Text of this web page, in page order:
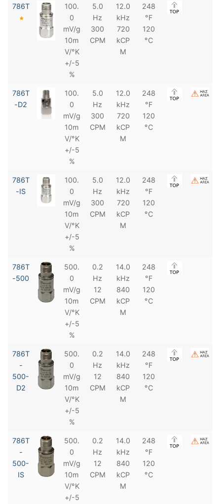
786T
100.
0
mV/g
10m
V/°K
+/-5
%
5.0
Hz
300
CPM
12.0
kHz
720
kCP
M
248
°F
120
°C
786T
-D2
100.
0
mV/g
10m
V/°K
+/-5
%
5.0
Hz
300
CPM
12.0
kHz
720
kCP
M
248
°F
120
°C
786T
-IS
100.
0
mV/g
10m
V/°K
+/-5
%
5.0
Hz
300
CPM
12.0
kHz
720
kCP
M
248
°F
120
°C
786T
-500
500.
0
mV/g
10m
V/°K
+/-5
%
0.2
Hz
12
CPM
14.0
kHz
840
kCP
M
248
°F
120
°C
786T
-
500-
D2
500.
0
mV/g
10m
V/°K
+/-5
%
0.2
Hz
12
CPM
14.0
kHz
840
kCP
M
248
°F
120
°C
786T
-
500-
IS
500.
0
mV/g
10m
V/°K
+/-5
0.2
Hz
12
CPM
14.0
kHz
840
kCP
M
248
°F
120
°C